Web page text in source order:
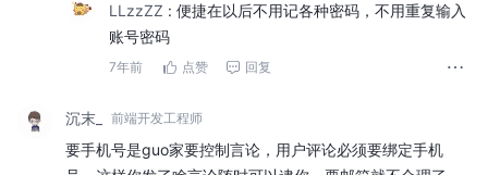
LLzzZZ : 便捷在以后不用记各种密码，不用重复输入
账号密码
7年前 点赞 回复
沉末_ 前端开发工程师
要手机号是guo家要控制言论，用户评论必须要绑定手机